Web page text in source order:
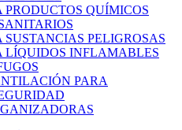
PRODUCTOS QUÍMICOS
PELIGROSAS
LÍQUIDOS INFLAMABLES
PARA